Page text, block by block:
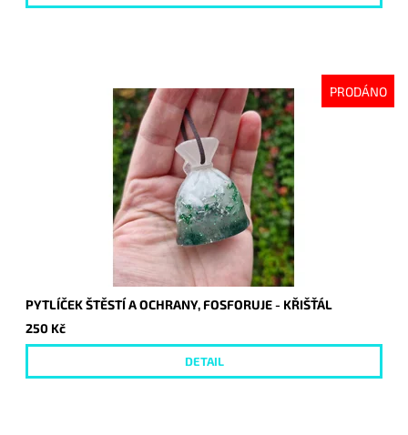
PRODÁNO
PYTLÍČEK ŠTĚSTÍ A OCHRANY, FOSFORUJE - KŘIŠŤÁL
250 Kč
DETAIL